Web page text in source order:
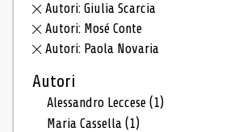
Autori: Giulia Scarcia
Autori: Mosé Conte
Autori: Paola Novaria
Autori
Alessandro Leccese(1)
Maria Cassella(1)